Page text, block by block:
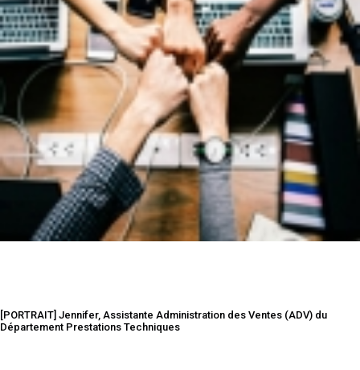
[PORTRAIT] Jennifer, Assistante Administration des Ventes (ADV) du
Département Prestations Techniques